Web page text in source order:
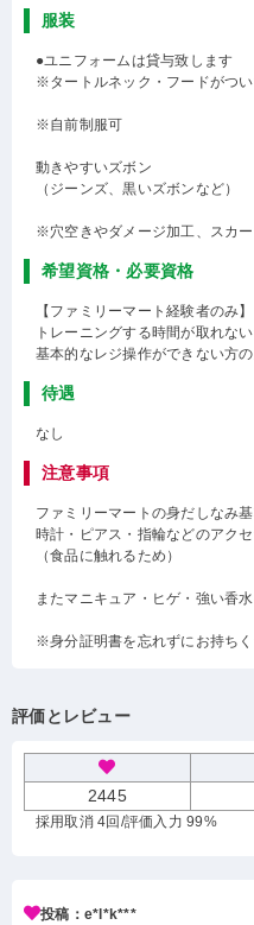
服装
●ユニフォームは貸与致します
※タートルネック・フードがつい
※自前制服可
動きやすいズボン
（ジーンズ、黒いズボンなど）
※穴空きやダメージ加工、スカ
希望資格・必要資格
【ファミリーマート経験者のみ】
トレーニングする時間が取れない
基本的なレジ操作ができない方
待遇
なし
注意事項
ファミリーマートの身だしなみ基
時計・ピアス・指輪などのアク
（食品に触れるため）
またマニキュア・ヒゲ・強い香
※身分証明書を忘れずにお持ちく
評価とレビュー
2445
採用取消 4回 /評価入力 99%
投稿：e*l*k***